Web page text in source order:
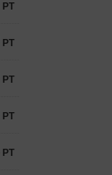
PT
PT
PT
PT
PT